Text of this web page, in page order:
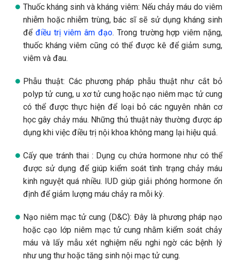
Thuốc kháng sinh và kháng viêm: Nếu chảy máu do viêm
nhiễm hoặc nhiễm trùng, bác sĩ sẽ sử dụng kháng sinh
để điều trị viêm âm đạo. Trong trường hợp viêm nặng,
thuốc kháng viêm cũng có thể được kê để giảm sưng,
viêm và đau.
Phẫu thuật: Các phương pháp phẫu thuật như cắt bỏ
polyp tử cung, u xơ tử cung hoặc nạo niêm mạc tử cung
có thể được thực hiện để loại bỏ các nguyên nhân cơ
học gây chảy máu. Những thủ thuật này thường được áp
dụng khi việc điều trị nội khoa không mang lại hiệu quả.
Cấy que tránh thai : Dụng cụ chứa hormone như có thể
được sử dụng để giúp kiểm soát tình trạng chảy máu
kinh nguyệt quá nhiều. IUD giúp giải phóng hormone ổn
định để giảm lượng máu chảy ra mỗi kỳ.
Nạo niêm mạc tử cung (D&C): Đây là phương pháp nạo
hoặc cạo lớp niêm mạc tử cung nhằm kiểm soát chảy
máu và lấy mẫu xét nghiệm nếu nghi ngờ các bệnh lý
như ung thư hoặc tăng sinh nội mạc tử cung.